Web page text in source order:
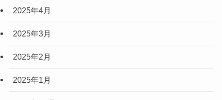
2025年4月
2025年3月
2025年2月
2025年1月